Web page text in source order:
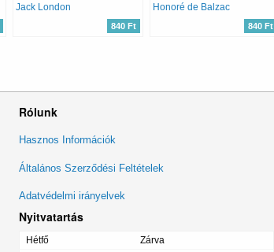
Jack London
840 Ft
Honoré de Balzac
840 Ft
Rólunk
Lábléc
menü
Hasznos Információk
Általános Szerződési Feltételek
Adatvédelmi irányelvek
Nyitvatartás
Hétfő
Zárva